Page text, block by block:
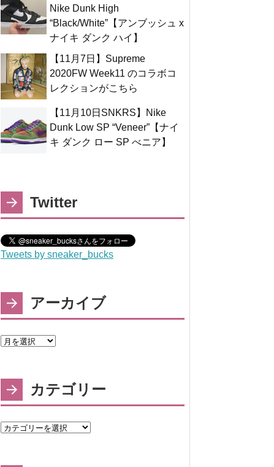
Nike Dunk High
“Black/White”【アンブッシュ x
ナイキ ダンク ハイ】
【11月7日】Supreme
2020FW Week11 のコラボコ
レクションがこちら
【11月10日SNKRS】Nike
Dunk Low SP “Veneer”【ナイ
キ ダンク ロー SP べニア】
Twitter
Tweets by sneaker_bucks
アーカイブ
カテゴリー